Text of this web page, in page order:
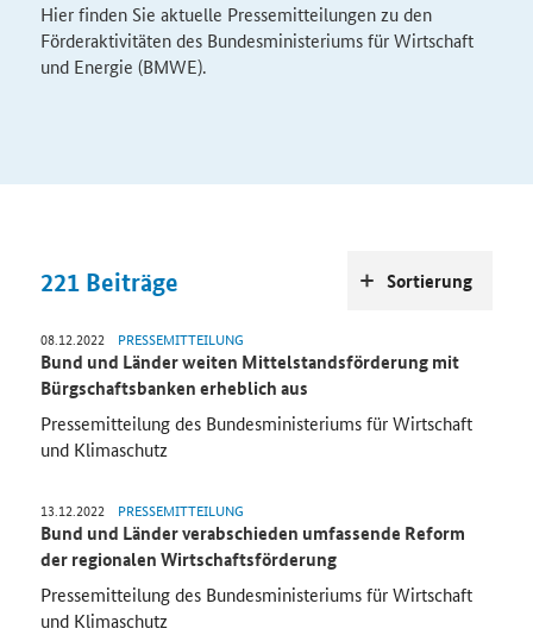
Hier finden Sie aktuelle Pressemitteilungen zu den
Förderaktivitäten des Bundesministeriums für Wirtschaft
und Energie (BMWE).
221 Beiträge
08.12.2022 PRESSEMITTEILUNG
Bund und Länder weiten Mittelstandsförderung mit
Bürgschaftsbanken erheblich aus
Pressemitteilung des Bundesministeriums für Wirtschaft
und Klimaschutz
13.12.2022 PRESSEMITTEILUNG
Bund und Länder verabschieden umfassende Reform
der regionalen Wirtschaftsförderung
Pressemitteilung des Bundesministeriums für Wirtschaft
und Klimaschutz
Sortierung